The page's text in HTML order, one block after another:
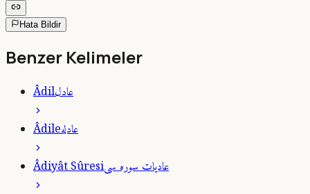
Hata Bildir
Benzer Kelimeler
Âdilعادل
Âdileعادله
Âdiyât Sûresiعاديات سوره سى